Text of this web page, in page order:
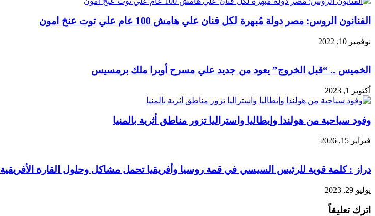
الفنانون الروس: مصر دولة مُبهرة لكل فنان علي هامش 100 عام علي توت عنخ امون
نوفمبر 10, 2022
الخميس .. “قبل الخروج” يعود من جديد علي مسرح أوبرا ملك برمسيس
أكتوبر 1, 2023
وفود سياحية من هولندا وإيطاليا واستراليا تزور مناطق أثرية بالمنيا
فبراير 15, 2026
دراز : كلمة قوية للرئيس السيسي في قمة روسيا وأفريقيا تحمل مشاكل وحلول القارة الأفريقية
يوليو 29, 2023
اترك تعليقاً